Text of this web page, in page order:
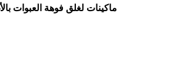
ماكينات لغلق فوهة العبوات بالأغطيه موديل